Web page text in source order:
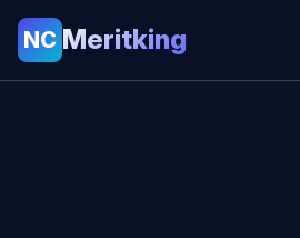
NC Meritking